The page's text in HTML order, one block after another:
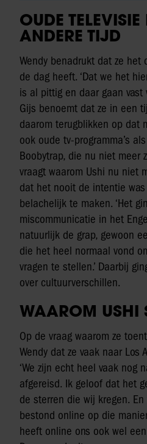
OUDE TELEVISIE
ANDERE TIJD
Wendy benadrukt dat ze het
de dag heeft. ‘Dat we het
is al pittig en daar gaan vast
Gijs benoemt dat ze in een
daarom terugblikken op dat
ook oude tv-programma’s
Boobytrap, die nu niet meer
vraagt waarom Ushi nu niet
dat het nooit de intentie
belachelijk te maken. ‘Het
miscommunicatie in het
natuurlijk de grap, gewoon
die het heel normaal vond
vragen te stellen.’ Daarbij
over cultuurverschillen.
WAAROM USHI
Op de vraag waarom ze
Wendy dat ze vaak naar Los
‘We zijn echt heel vaak nog
afgereisd. Ik geloof dat het
de sterren die wij kregen.
bestond online op die
heeft online ons ook wel